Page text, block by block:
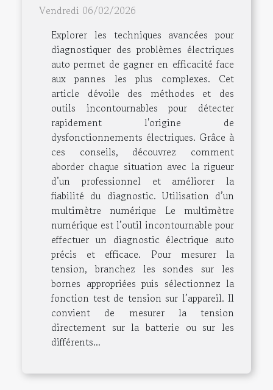
Vendredi 06/02/2026
Explorer les techniques avancées pour
diagnostiquer des problèmes électriques
auto permet de gagner en efficacité face
aux pannes les plus complexes. Cet
article dévoile des méthodes et des
outils incontournables pour détecter
rapidement l'origine de
dysfonctionnements électriques. Grâce à
ces conseils, découvrez comment
aborder chaque situation avec la rigueur
d’un professionnel et améliorer la
fiabilité du diagnostic. Utilisation d’un
multimètre numérique Le multimètre
numérique est l’outil incontournable pour
effectuer un diagnostic électrique auto
précis et efficace. Pour mesurer la
tension, branchez les sondes sur les
bornes appropriées puis sélectionnez la
fonction test de tension sur l’appareil. Il
convient de mesurer la tension
directement sur la batterie ou sur les
différents...